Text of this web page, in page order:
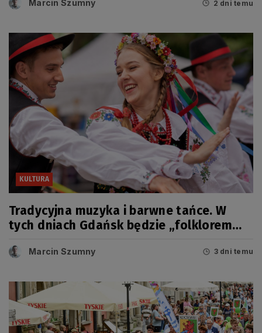
Marcin Szumny 2 dni temu
KULTURA
Tradycyjna muzyka i barwne tańce. W
tych dniach Gdańsk będzie „folklorem
Marcin Szumny 3 dni temu